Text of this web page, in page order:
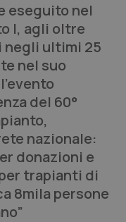
eseguito nel
I, agli oltre
ultimi 25
nel suo
del 60°
nazionale:
donazioni e
trapianti di
8mila persone